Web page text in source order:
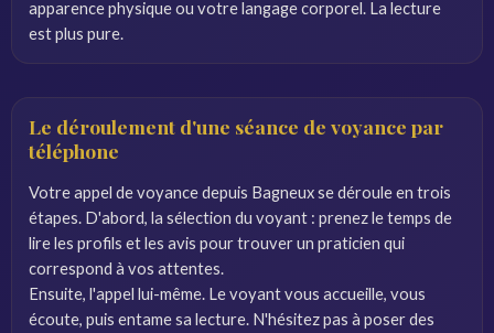
apparence physique ou votre langage corporel. La lecture
est plus pure.
Le déroulement d'une séance de voyance par
téléphone
Votre appel de voyance depuis Bagneux se déroule en trois
étapes. D'abord, la sélection du voyant : prenez le temps de
lire les profils et les avis pour trouver un praticien qui
correspond à vos attentes.
Ensuite, l'appel lui-même. Le voyant vous accueille, vous
écoute, puis entame sa lecture. N'hésitez pas à poser des